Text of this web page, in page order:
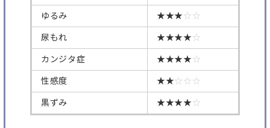
ゆるみ ★★★☆☆
尿もれ ★★★★☆
カンジタ症 ★★★★☆
性感度 ★★☆☆☆
黒ずみ ★★★★☆